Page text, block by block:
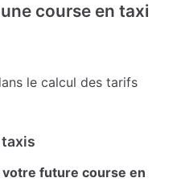
course en taxi
le calcul des tarifs
future course en